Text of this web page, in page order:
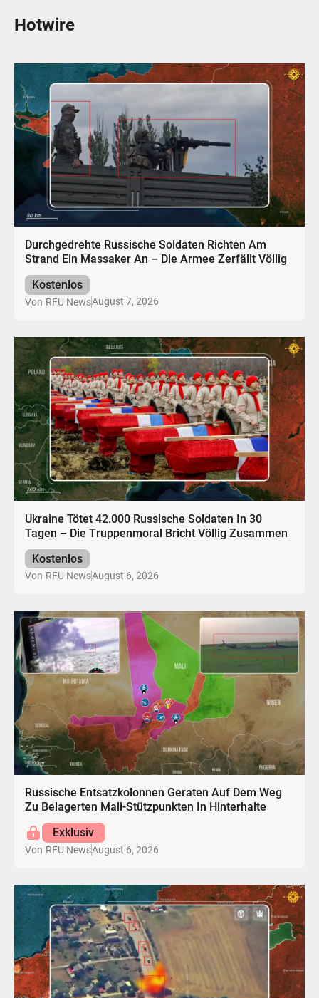
Hotwire
Durchgedrehte Russische Soldaten Richten Am
Strand Ein Massaker An – Die Armee Zerfällt Völlig
Kostenlos
Von RFU NewsAugust 7, 2026
Ukraine Tötet 42.000 Russische Soldaten In 30
Tagen – Die Truppenmoral Bricht Völlig Zusammen
Kostenlos
Von RFU NewsAugust 6, 2026
Russische Entsatzkolonnen Geraten Auf Dem Weg
Zu Belagerten Mali-Stützpunkten In Hinterhalte
Exklusiv
Von RFU NewsAugust 6, 2026